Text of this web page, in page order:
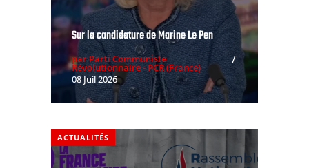
Sur la candidature de Marine Le Pen
par Parti Communiste
Révolutionnaire - PCR (France)
08 Juil 2026
ACTUALITÉS